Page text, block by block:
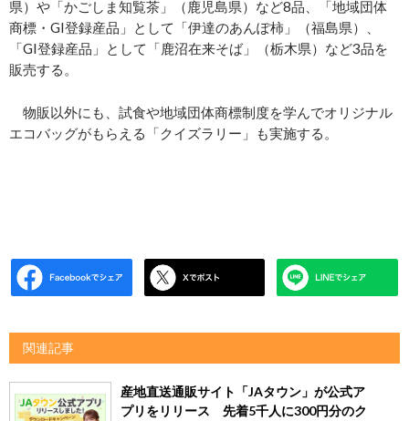
県）や「かごしま知覧茶」（鹿児島県）など8品、「地域団体
商標・GI登録産品」として「伊達のあんぽ柿」（福島県）、
「GI登録産品」として「鹿沼在来そば」（栃木県）など3品を
販売する。
物販以外にも、試食や地域団体商標制度を学んでオリジナル
エコバッグがもらえる「クイズラリー」も実施する。
関連記事
産地直送通販サイト「JAタウン」が公式ア
プリをリリース 先着5千人に300円分のク